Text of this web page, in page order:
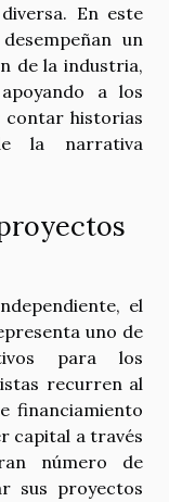
En este
un
de la industria,
a los
contar historias
la narrativa
el
uno de
para los
recurren al
financiamiento
capital a través
número de
sus proyectos